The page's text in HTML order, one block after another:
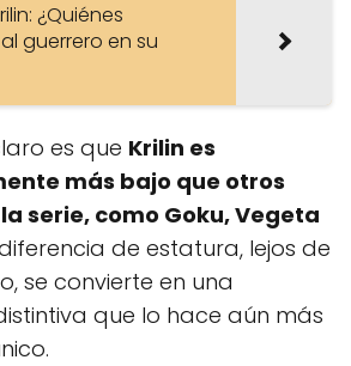
¿Quiénes
guerrero en su
es que Krilin es
más bajo que otros
serie, como Goku, Vegeta
de estatura, lejos de
se convierte en una
que lo hace aún más